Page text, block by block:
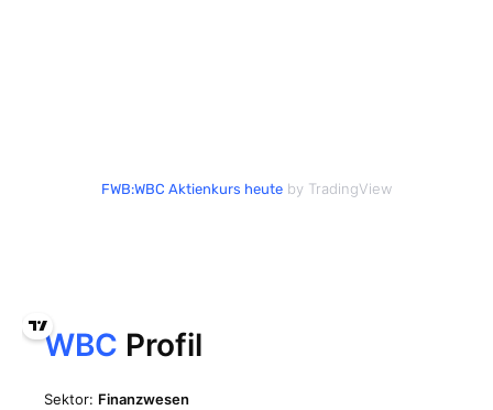
FWB:WBC Aktienkurs heute by TradingView